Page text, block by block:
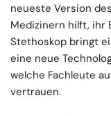
neueste Version
Medizinern hilft, ihr
Stethoskop bringt
eine neue
welche Fachleute
vertrauen.